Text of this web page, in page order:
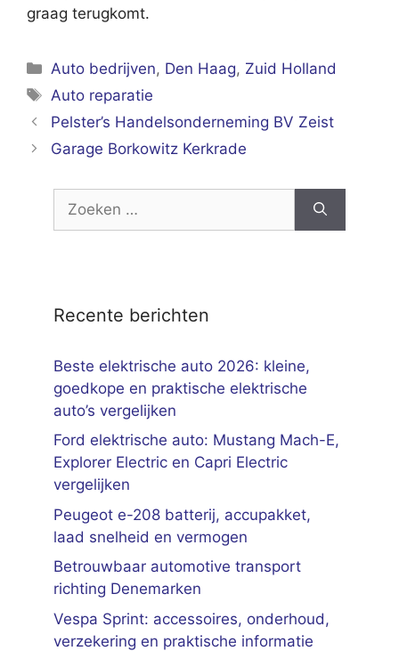
graag terugkomt.
Categorieën
Auto bedrijven, Den Haag, Zuid Holland
Tags
Auto reparatie
Pelster’s Handelsonderneming BV Zeist
Garage Borkowitz Kerkrade
naar:
Recente berichten
Beste elektrische auto 2026: kleine,
goedkope en praktische elektrische
auto’s vergelijken
Ford elektrische auto: Mustang Mach-E,
Explorer Electric en Capri Electric
vergelijken
Peugeot e-208 batterij, accupakket,
laad snelheid en vermogen
Betrouwbaar automotive transport
richting Denemarken
Vespa Sprint: accessoires, onderhoud,
verzekering en praktische informatie